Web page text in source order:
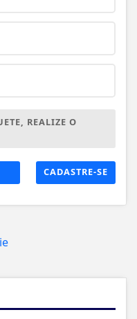
REALIZE O
CADASTRE-SE